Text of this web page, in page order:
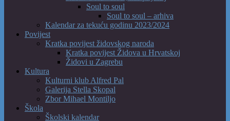
Soul to soul
Soul to soul – arhiva
Kalendar za tekuću godinu 2023/2024
Povijest
Kratka povijest židovskog naroda
Kratka povijest Židova u Hrvatskoj
Židovi u Zagrebu
Kultura
Kulturni klub Alfred Pal
Galerija Stella Skopal
Zbor Mihael Montiljo
Škola
Školski kalendar